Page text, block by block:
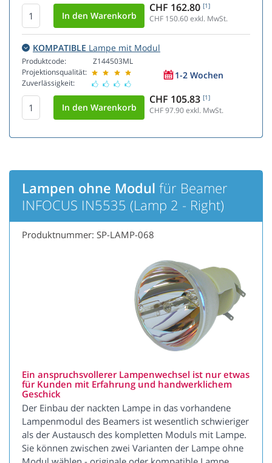
CHF 162.80 [1]
CHF 150.60exkl. MwSt.
KOMPATIBLE Lampe mit Modul
Produktcode:
Projektionsqualität:
Zuverlässigkeit:
Z144503ML
1-2 Wochen
CHF 105.83 [1]
CHF 97.90exkl. MwSt.
Lampen ohne Modul für Beamer
INFOCUS IN5535 (Lamp 2 - Right)
Produktnummer: SP-LAMP-068
Ein anspruchsvollerer Lampenwechsel ist nur etwas
für Kunden mit Erfahrung und handwerklichem
Geschick
Der Einbau der nackten Lampe in das vorhandene
Lampenmodul des Beamers ist wesentlich schwieriger
als der Austausch des kompletten Moduls mit Lampe.
Sie können zwischen zwei Varianten der Lampe ohne